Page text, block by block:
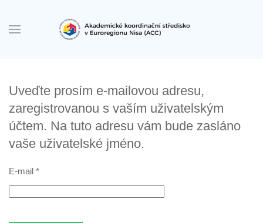
Přejít na hlavní obsah
Uveďte prosím e-mailovou adresu,
zaregistrovanou s vaším uživatelským
účtem. Na tuto adresu vám bude zasláno
vaše uživatelské jméno.
E-mail *